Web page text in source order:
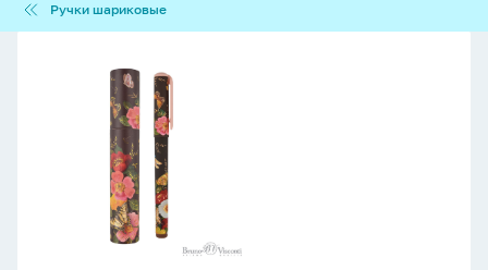
шариковые
Ручки шариковые
"DreamWrite.